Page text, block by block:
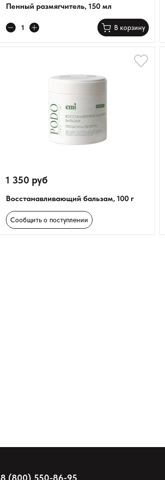
Пенный размягчитель, 150 мл
В корзину
1 350 руб
Восстанавливающий бальзам, 100 г
Сообщить о поступлении
8 (800) 550-86-95